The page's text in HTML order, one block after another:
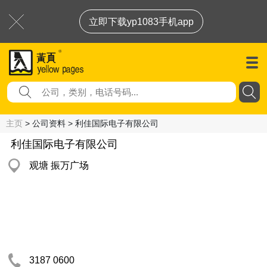
立即下载yp1083手机app
主页 > 公司资料 > 利佳国际电子有限公司
利佳国际电子有限公司
观塘 振万广场
3187 0600